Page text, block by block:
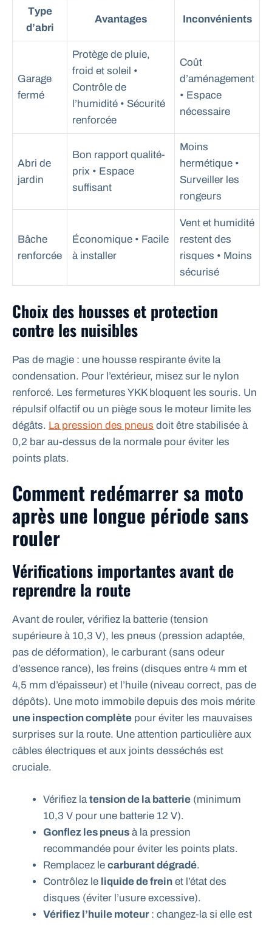
Type
d’abri
Avantages Inconvénients
Garage
fermé
Protège de pluie,
froid et soleil •
Contrôle de
l’humidité • Sécurité
renforcée
Coût
d’aménagement
• Espace
nécessaire
Abri de
jardin
Bon rapport qualité-
prix • Espace
suffisant
Moins
hermétique •
Surveiller les
rongeurs
Bâche
renforcée
Économique • Facile
à installer
Vent et humidité
restent des
risques • Moins
sécurisé
Choix des housses et protection
contre les nuisibles
Pas de magie : une housse respirante évite la
condensation. Pour l’extérieur, misez sur le nylon
renforcé. Les fermetures YKK bloquent les souris. Un
répulsif olfactif ou un piège sous le moteur limite les
dégâts. La pression des pneus doit être stabilisée à
0,2 bar au-dessus de la normale pour éviter les
points plats.
Comment redémarrer sa moto
après une longue période sans
rouler
Vérifications importantes avant de
reprendre la route
Avant de rouler, vérifiez la batterie (tension
supérieure à 10,3 V), les pneus (pression adaptée,
pas de déformation), le carburant (sans odeur
d’essence rance), les freins (disques entre 4 mm et
4,5 mm d’épaisseur) et l’huile (niveau correct, pas de
dépôts). Une moto immobile depuis des mois mérite
une inspection complète pour éviter les mauvaises
surprises sur la route. Une attention particulière aux
câbles électriques et aux joints desséchés est
cruciale.
Vérifiez la tension de la batterie (minimum
10,3 V pour une batterie 12 V).
Gonflez les pneus à la pression
recommandée pour éviter les points plats.
Remplacez le carburant dégradé.
Contrôlez le liquide de frein et l’état des
disques (éviter l’usure excessive).
Vérifiez l’huile moteur: changez-la si elle est